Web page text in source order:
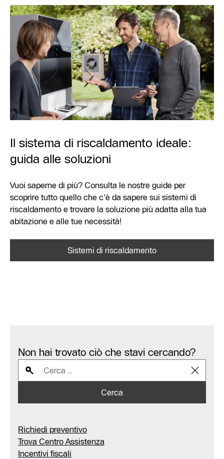
Il sistema di riscaldamento ideale:
guida alle soluzioni
Vuoi saperne di più? Consulta le nostre guide per
scoprire tutto quello che c'è da sapere sui sistemi di
riscaldamento e trovare la soluzione più adatta alla tua
abitazione e alle tue necessità!
Sistemi di riscaldamento
Non hai trovato ciò che stavi cercando?
Cerca
Richiedi preventivo
Trova Centro Assistenza
Incentivi fiscali